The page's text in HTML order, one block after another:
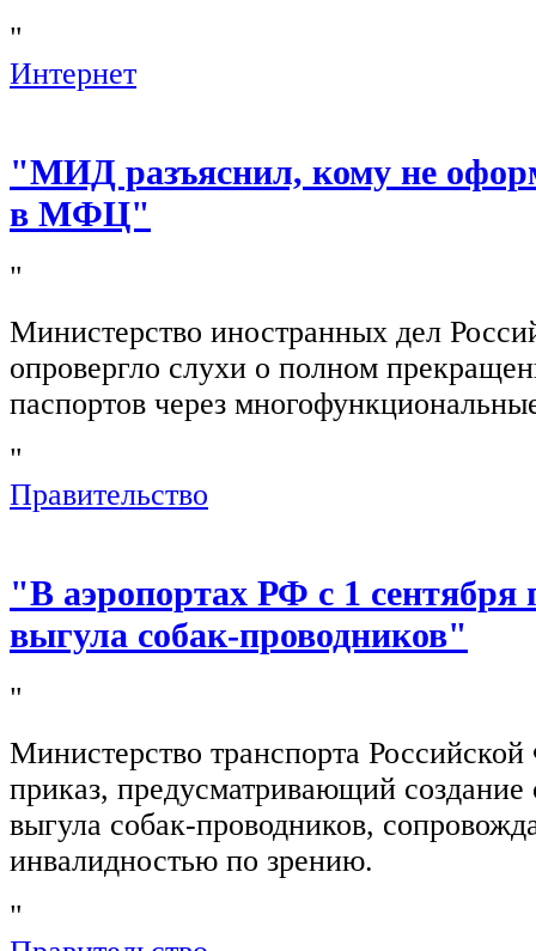
"
Интернет
"МИД разъяснил, кому не
в МФЦ"
"
Министерство иностранных дел
опровергло слухи о полном
паспортов через
"
Правительство
"В аэропортах РФ с 1 сентября
выгула собак-проводников"
"
Министерство транспорта
приказ, предусматривающий создание
выгула собак-проводников,
инвалидностью по зрению.
"